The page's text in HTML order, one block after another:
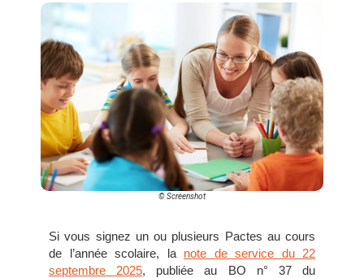
© Screenshot
Si vous signez un ou plusieurs Pactes au cours
de l’année scolaire, la note de service du 22
septembre 2025, publiée au BO n° 37 du